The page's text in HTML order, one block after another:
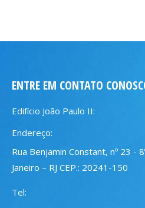
ENTRE EM CONTATO
Edifício João Paulo II:
Endereço:
Rua Benjamin Constant, nº 23 -
Janeiro – RJ CEP.: 20241-150
Tel: